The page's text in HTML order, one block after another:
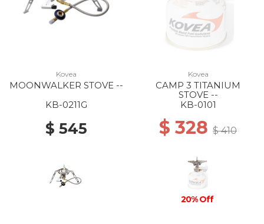
Kovea
MOONWALKER STOVE --
KB-0211G
$ 545
Kovea
CAMP 3 TITANIUM
STOVE --
KB-0101
$ 328 $ 410
20% Off